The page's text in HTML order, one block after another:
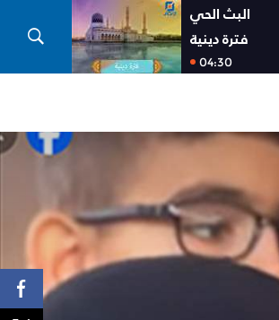
البث الحي
فترة دينية
04:30